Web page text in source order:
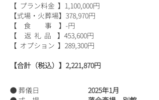
【 プラン料金 】1,100,000円
【式場・火葬場】378,970円
【 食 事 】-円
【 返 礼 品 】453,600円
【 オプション 】289,300円
【合計（税込）】2,221,870円
● 葬儀日 2025年1月